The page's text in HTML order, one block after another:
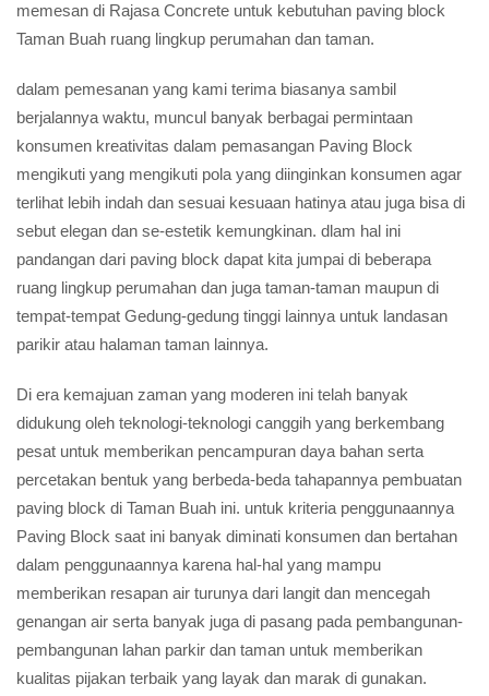
memesan di Rajasa Concrete untuk kebutuhan paving block
Taman Buah ruang lingkup perumahan dan taman.
dalam pemesanan yang kami terima biasanya sambil
berjalannya waktu, muncul banyak berbagai permintaan
konsumen kreativitas dalam pemasangan Paving Block
mengikuti yang mengikuti pola yang diinginkan konsumen agar
terlihat lebih indah dan sesuai kesuaan hatinya atau juga bisa di
sebut elegan dan se-estetik kemungkinan. dlam hal ini
pandangan dari paving block dapat kita jumpai di beberapa
ruang lingkup perumahan dan juga taman-taman maupun di
tempat-tempat Gedung-gedung tinggi lainnya untuk landasan
parikir atau halaman taman lainnya.
Di era kemajuan zaman yang moderen ini telah banyak
didukung oleh teknologi-teknologi canggih yang berkembang
pesat untuk memberikan pencampuran daya bahan serta
percetakan bentuk yang berbeda-beda tahapannya pembuatan
paving block di Taman Buah ini. untuk kriteria penggunaannya
Paving Block saat ini banyak diminati konsumen dan bertahan
dalam penggunaannya karena hal-hal yang mampu
memberikan resapan air turunya dari langit dan mencegah
genangan air serta banyak juga di pasang pada pembangunan-
pembangunan lahan parkir dan taman untuk memberikan
kualitas pijakan terbaik yang layak dan marak di gunakan.